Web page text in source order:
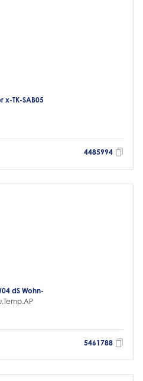
x-TK-SAB05
4485994
dS Wohn-
5461788